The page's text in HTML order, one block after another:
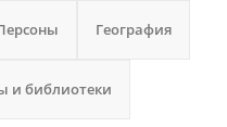
География
и библиотеки